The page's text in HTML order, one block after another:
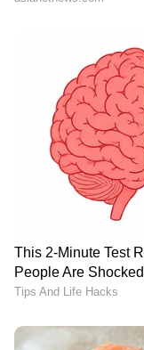
ശ്മശാനത്തിൽ
ചെയ്യുകയാണ്